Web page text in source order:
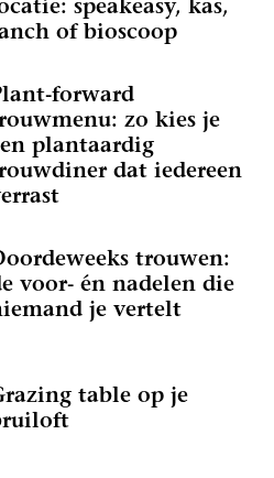
speakeasy, kas,
of bioscoop
forward
zo kies je
plantaardig
dat iedereen
trouwen:
voor- én nadelen die
je vertelt
table op je